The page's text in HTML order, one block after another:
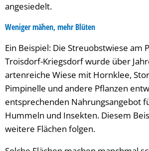
angesiedelt.
Weniger mähen, mehr Blüten
Ein Beispiel: Die Streuobstwiese am
Troisdorf-Kriegsdorf wurde über
artenreiche Wiese mit Hornklee,
Pimpinelle und andere Pflanzen
entsprechenden Nahrungsangebot
Hummeln und Insekten. Diesem
weitere Flächen folgen.